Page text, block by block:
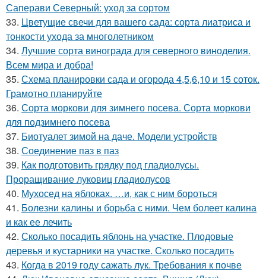
Саперави Северный: уход за сортом
33. Цветущие свечи для вашего сада: сорта лиатриса и
тонкости ухода за многолетником
34. Лучшие сорта винограда для северного виноделия.
Всем мира и добра!
35. Схема планировки сада и огорода 4,5,6,10 и 15 соток.
Грамотно планируйте
36. Сорта моркови для зимнего посева. Сорта моркови
для подзимнего посева
37. Биотуалет зимой на даче. Модели устройств
38. Соединение паз в паз
39. Как подготовить грядку под гладиолусы.
Проращивание луковиц гладиолусов
40. Мухосед на яблоках. …и, как с ним бороться
41. Болезни калины и борьба с ними. Чем болеет калина
и как ее лечить
42. Сколько посадить яблонь на участке. Плодовые
деревья и кустарники на участке. Сколько посадить
43. Когда в 2019 году сажать лук. Требования к почве